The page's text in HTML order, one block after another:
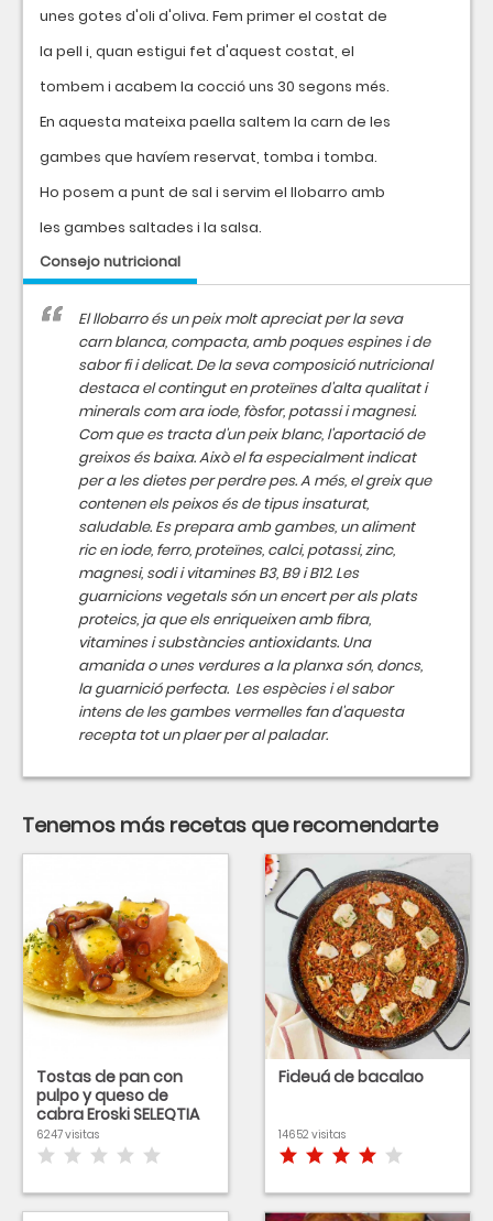
unes gotes d'oli d'oliva. Fem primer el costat de
la pell i, quan estigui fet d'aquest costat, el
tombem i acabem la cocció uns 30 segons més.
En aquesta mateixa paella saltem la carn de les
gambes que havíem reservat, tomba i tomba.
Ho posem a punt de sal i servim el llobarro amb
les gambes saltades i la salsa.
Consejo nutricional
El llobarro és un peix molt apreciat per la seva
carn blanca, compacta, amb poques espines i de
sabor fi i delicat. De la seva composició nutricional
destaca el contingut en proteïnes d'alta qualitat i
minerals com ara iode, fòsfor, potassi i magnesi.
Com que es tracta d'un peix blanc, l'aportació de
greixos és baixa. Això el fa especialment indicat
per a les dietes per perdre pes. A més, el greix que
contenen els peixos és de tipus insaturat,
saludable. Es prepara amb gambes, un aliment
ric en iode, ferro, proteïnes, calci, potassi, zinc,
magnesi, sodi i vitamines B3, B9 i B12. Les
guarnicions vegetals són un encert per als plats
proteics, ja que els enriqueixen amb fibra,
vitamines i substàncies antioxidants. Una
amanida o unes verdures a la planxa són, doncs,
la guarnició perfecta. Les espècies i el sabor
intens de les gambes vermelles fan d'aquesta
recepta tot un plaer per al paladar.
Tenemos más recetas que recomendarte
Tostas de pan con
pulpo y queso de
cabra Eroski SELEQTIA
6247 visitas
Fideuá de bacalao
14652 visitas